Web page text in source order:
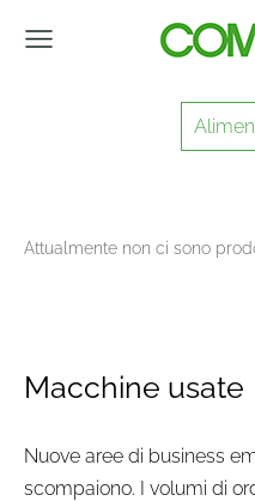
Macchine usate
Nuove aree di business
scompaiono. I volumi di
Attualmente non ci sono